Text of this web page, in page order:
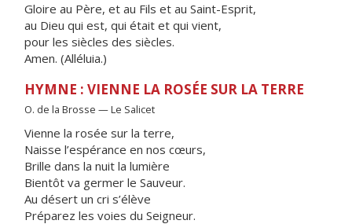
Gloire au Père, et au Fils et au Saint-Esprit,
au Dieu qui est, qui était et qui vient,
pour les siècles des siècles.
Amen. (Alléluia.)
HYMNE : VIENNE LA ROSÉE SUR LA TERRE
O. de la Brosse — Le Salicet
Vienne la rosée sur la terre,
Naisse l’espérance en nos cœurs,
Brille dans la nuit la lumière
Bientôt va germer le Sauveur.
Au désert un cri s’élève
Préparez les voies du Seigneur.